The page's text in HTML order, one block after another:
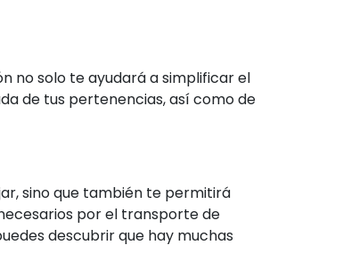
no solo te ayudará a simplificar el
de tus pertenencias, así como de
sino que también te permitirá
por el transporte de
descubrir que hay muchas